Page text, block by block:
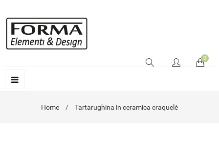
0
Home Tartarughina in ceramica craquelè